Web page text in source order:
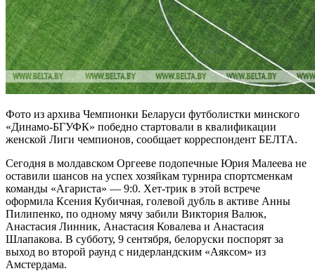
Фото из архива Чемпионки Беларуси футболистки минского
«Динамо-БГУФК» победно стартовали в квалификации
женской Лиги чемпионов, сообщает корреспондент БЕЛТА.
Сегодня в молдавском Оргееве подопечные Юрия Малеева не
оставили шансов на успех хозяйкам турнира спортсменкам
команды «Агариста» — 9:0. Хет-трик в этой встрече
оформила Ксения Кубичная, голевой дубль в активе Анны
Пилипенко, по одному мячу забили Виктория Валюк,
Анастасия Линник, Анастасия Ковалева и Анастасия
Шлапакова. В субботу, 9 сентября, белоруски поспорят за
выход во второй раунд с нидерландским «Аяксом» из
Амстердама.